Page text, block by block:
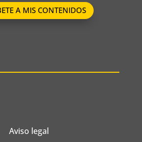
A MIS CONTENIDOS
Aviso legal